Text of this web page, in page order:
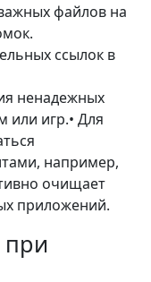
файлов на
ссылок в
ненадежных
или игр.• Для
например,
очищает
приложений.
при